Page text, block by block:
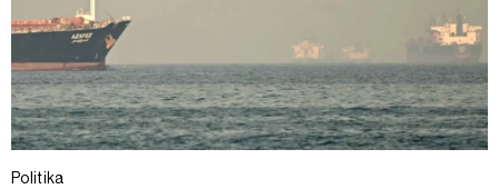
Politika